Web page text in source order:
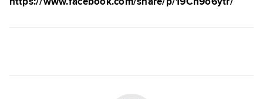
https://www.facebook.com/share/p/19Cn9o6ytr/